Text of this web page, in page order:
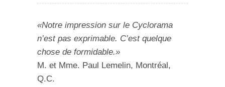
«Notre impression sur le Cyclorama
n’est pas exprimable. C’est quelque
chose de formidable.»
M. et Mme. Paul Lemelin, Montréal,
Q.C.